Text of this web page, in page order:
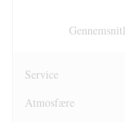
Service
Atmosfære